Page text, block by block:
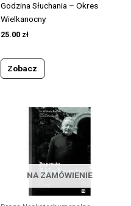
Godzina Słuchania – Okres
Wielkanocny
25.00 zł
Zobacz
NA ZAMÓWIENIE